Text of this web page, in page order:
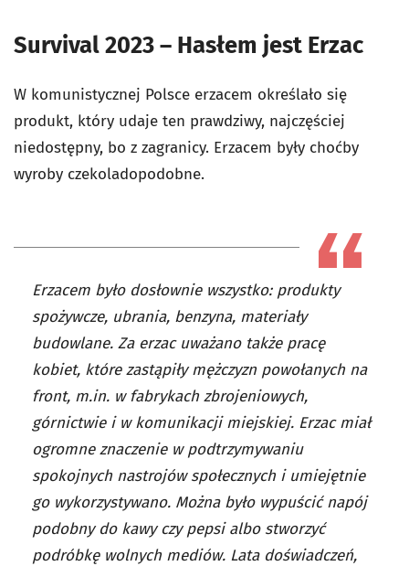
Survival 2023 – Hasłem jest Erzac
W komunistycznej Polsce erzacem określało się
produkt, który udaje ten prawdziwy, najczęściej
niedostępny, bo z zagranicy. Erzacem były choćby
wyroby czekoladopodobne.
Erzacem było dosłownie wszystko: produkty
spożywcze, ubrania, benzyna, materiały
budowlane. Za erzac uważano także pracę
kobiet, które zastąpiły mężczyzn powołanych na
front, m.in. w fabrykach zbrojeniowych,
górnictwie i w komunikacji miejskiej. Erzac miał
ogromne znaczenie w podtrzymywaniu
spokojnych nastrojów społecznych i umiejętnie
go wykorzystywano. Można było wypuścić napój
podobny do kawy czy pepsi albo stworzyć
podróbkę wolnych mediów. Lata doświadczeń,